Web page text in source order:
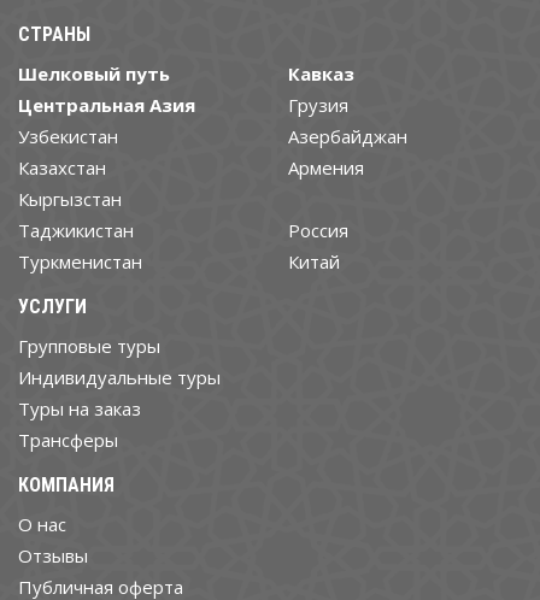
СТРАНЫ
Шелковый путь
Центральная Азия
Узбекистан
Казахстан
Кыргызстан
Таджикистан
Туркменистан
Кавказ
Грузия
Азербайджан
Армения
Россия
Китай
УСЛУГИ
Групповые туры
Индивидуальные туры
Туры на заказ
Трансферы
КОМПАНИЯ
О нас
Отзывы
Публичная оферта